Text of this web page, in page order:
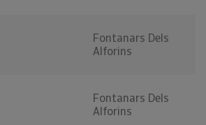
Fontanars Dels
Alforins
Fontanars Dels
Alforins